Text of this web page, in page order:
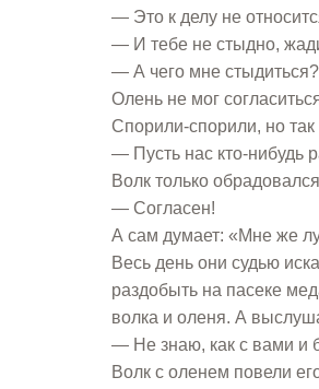
— Это к делу не
— И тебе не стыдно,
— А чего мне
Олень не мог
Спорили-спорили, но
— Пусть нас кто-нибудь
Волк только
— Согласен!
А сам думает: «Мне же
Весь день они судью
раздобыть на пасеке
волка и оленя. А
— Не знаю, как с вами и
Волк с оленем повели